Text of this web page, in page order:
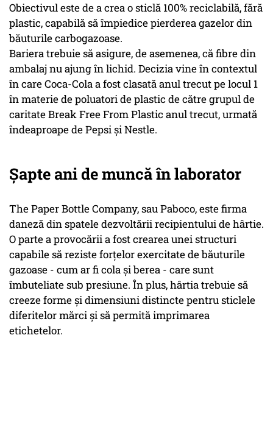
Obiectivul este de a crea o sticlă 100% reciclabilă, fără
plastic, capabilă să împiedice pierderea gazelor din
băuturile carbogazoase.
Bariera trebuie să asigure, de asemenea, că fibre din
ambalaj nu ajung în lichid. Decizia vine în contextul
în care Coca-Cola a fost clasată anul trecut pe locul 1
în materie de poluatori de plastic de către grupul de
caritate Break Free From Plastic anul trecut, urmată
îndeaproape de Pepsi și Nestle.
Șapte ani de muncă în laborator
The Paper Bottle Company, sau Paboco, este firma
daneză din spatele dezvoltării recipientului de hârtie.
O parte a provocării a fost crearea unei structuri
capabile să reziste forțelor exercitate de băuturile
gazoase - cum ar fi cola și berea - care sunt
îmbuteliate sub presiune. În plus, hârtia trebuie să
creeze forme și dimensiuni distincte pentru sticlele
diferitelor mărci și să permită imprimarea
etichetelor.